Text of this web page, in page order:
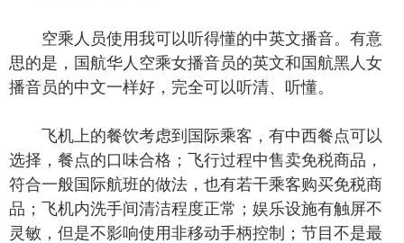
空乘人员使用我可以听得懂的中英文播音。有意
思的是，国航华人空乘女播音员的英文和国航黑人女
播音员的中文一样好，完全可以听清、听懂。
飞机上的餐饮考虑到国际乘客，有中西餐点可以
选择，餐点的口味合格；飞行过程中售卖免税商品，
符合一般国际航班的做法，也有若干乘客购买免税商
品；飞机内洗手间清洁程度正常；娱乐设施有触屏不
灵敏，但是不影响使用非移动手柄控制；节目不是最